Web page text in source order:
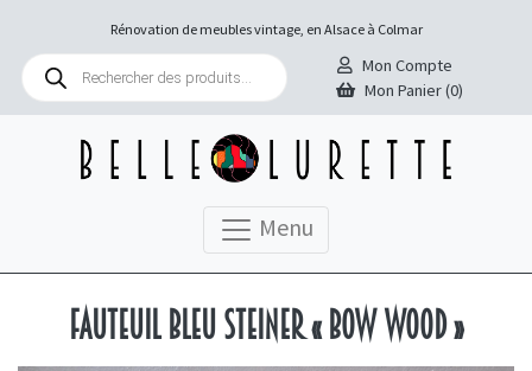
Rénovation de meubles vintage, en Alsace à Colmar
Recherche
produits
Mon Compte
Mon Panier (0)
Menu
Fauteuil bleu Steiner « Bow Wood »